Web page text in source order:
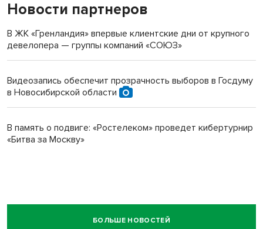
Новости партнеров
В ЖК «Гренландия» впервые клиентские дни от крупного
девелопера — группы компаний «СОЮЗ»
Видеозапись обеспечит прозрачность выборов в Госдуму
в Новосибирской области
В память о подвиге: «Ростелеком» проведет кибертурнир
«Битва за Москву»
БОЛЬШЕ НОВОСТЕЙ